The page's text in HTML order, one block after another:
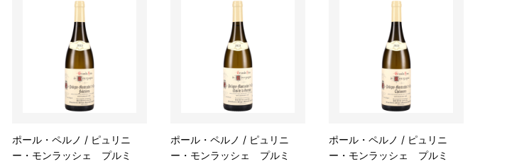
ポール・ペルノ / ピュリニ
ー・モンラッシェ プルミ
ポール・ペルノ / ピュリニ
ー・モンラッシェ プルミ
ポール・ペルノ / ピュリニ
ー・モンラッシェ プルミ